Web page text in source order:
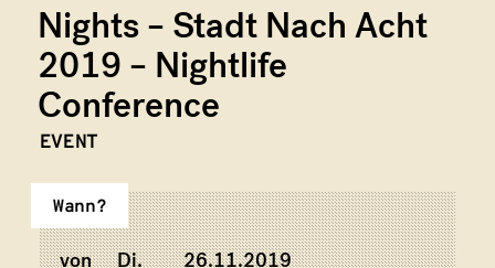
Verein
Initiativen
Nights – Stadt Nach Acht
2019 – Nightlife
Conference
EVENT
Wann?
von Di.
26.11.2019